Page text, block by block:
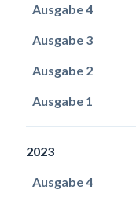
Ausgabe 4
Ausgabe 3
Ausgabe 2
Ausgabe 1
2023
Ausgabe 4